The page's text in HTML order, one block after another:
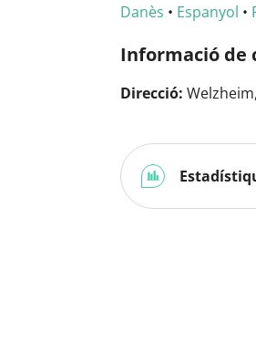
Danès • Espanyol •
Informació de
Direcció: